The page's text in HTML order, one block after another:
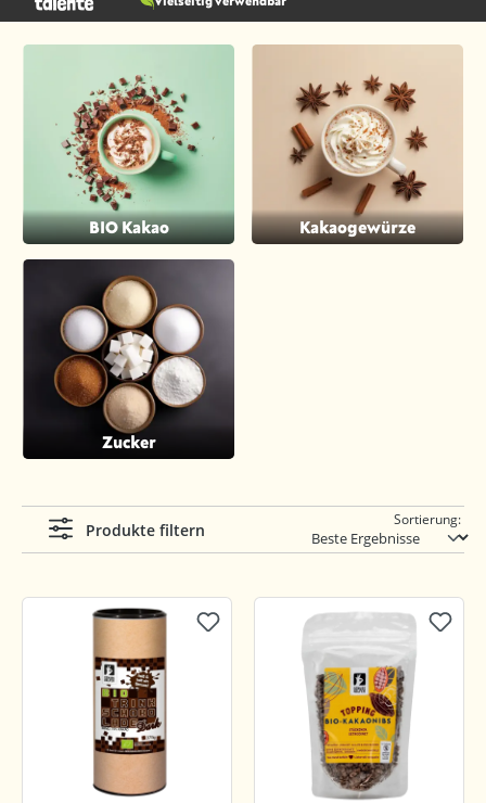
BIO Kakao Kakaogewürze
Zucker
Produkte filtern
Sortierung: